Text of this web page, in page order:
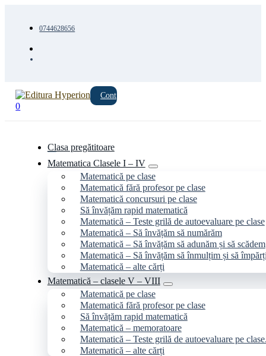
0744628656
Cont
0
Clasa pregătitoare
Matematica Clasele I – IV
Matematică pe clase
Matematică fără profesor pe clase
Matematică concursuri pe clase
Să învățăm rapid matematică
Matematică – Teste grilă de autoevaluare pe clase
Matematică – Să învățăm să numărăm
Matematică – Să învățăm să adunăm și să scădem
Matematică – Să învățăm să înmulțim și să
Matematică – alte cărți
Matematică – clasele V – VIII
Matematică pe clase
Matematică fără profesor pe clase
Să învățăm rapid matematică
Matematică – memoratoare
Matematică – Teste grilă de autoevaluare pe
Matematică – alte cărți